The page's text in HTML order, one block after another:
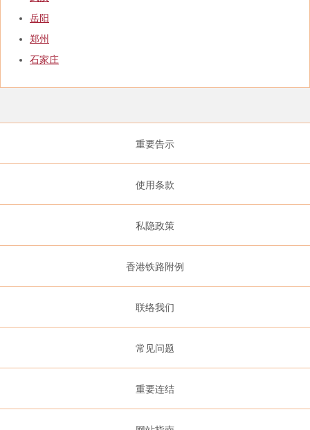
岳阳
郑州
石家庄
重要告示
使用条款
私隐政策
香港铁路附例
联络我们
常见问题
重要连结